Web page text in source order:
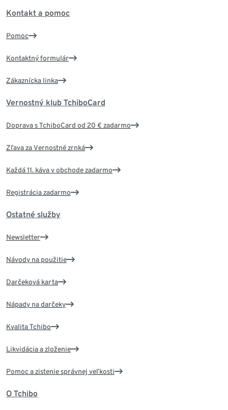
Kontakt a pomoc
Pomoc
Kontaktný formulár
Zákaznícka linka
Vernostný klub TchiboCard
Doprava s TchiboCard od 20 € zadarmo
Zľava za Vernostné zrnká
Každá 11. káva v obchode zadarmo
Registrácia zadarmo
Ostatné služby
Newsletter
Návody na použitie
Darčeková karta
Nápady na darčeky
Kvalita Tchibo
Likvidácia a zloženie
Pomoc a zistenie správnej veľkosti
O Tchibo